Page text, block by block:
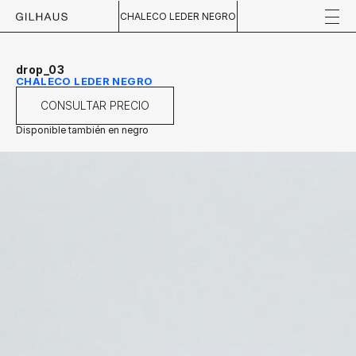
CHALECO LEDER NEGRO
drop_03
CHALECO LEDER NEGRO
CONSULTAR PRECIO
Disponible también en negro